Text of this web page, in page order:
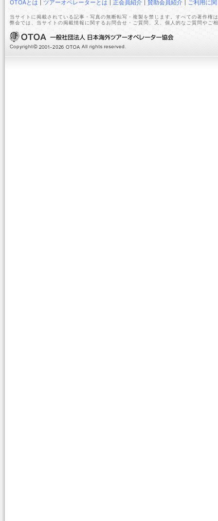
OTOAとは ツアーオペレーターとは 正会員紹介 賛助会員紹介 ご利用に
当サイトに掲載されている記事・写真の無断転写・複製を禁じます。すべての著作権
弊会では、当サイトの掲載情報に関するお問合せ・ご質問、又、個人的なご質問やご